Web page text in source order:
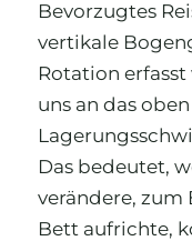
Bevorzugtes
vertikale
Rotation
uns an das
Das bedeutet,
verändere,
Bett aufrichte,